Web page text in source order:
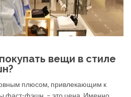
вещи в стиле
плюсом, привлекающим к